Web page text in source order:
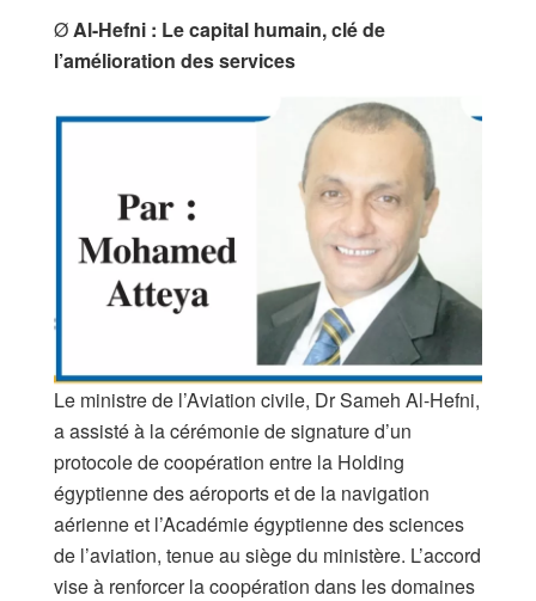
ØAl-Hefni : Le capital humain, clé de
l’amélioration des services
Le ministre de l’Aviation civile, Dr Sameh Al-Hefni,
a assisté à la cérémonie de signature d’un
protocole de coopération entre la Holding
égyptienne des aéroports et de la navigation
aérienne et l’Académie égyptienne des sciences
de l’aviation, tenue au siège du ministère. L’accord
vise à renforcer la coopération dans les domaines